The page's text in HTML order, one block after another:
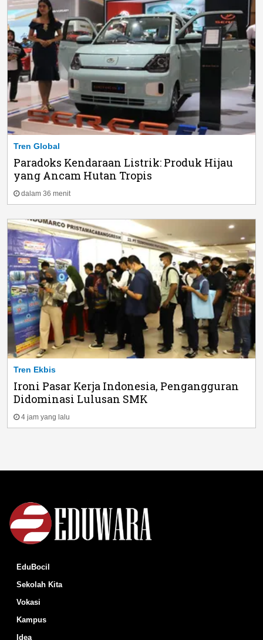
Tren Global
Paradoks Kendaraan Listrik: Produk Hijau
yang Ancam Hutan Tropis
dalam 36 menit
Tren Ekbis
Ironi Pasar Kerja Indonesia, Pengangguran
Didominasi Lulusan SMK
4 jam yang lalu
EduBocil
Sekolah Kita
Vokasi
Kampus
Idea